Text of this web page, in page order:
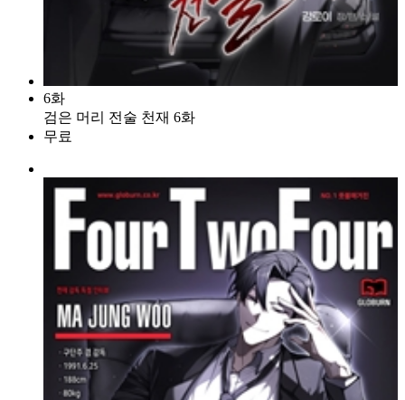
6화
검은 머리 전술 천재 6화
무료